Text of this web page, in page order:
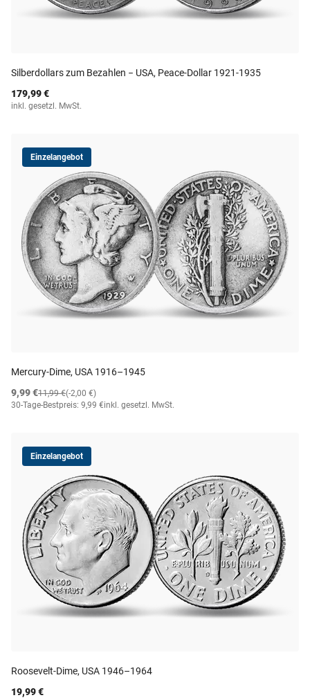
Silberdollars zum Bezahlen − USA, Peace-Dollar 1921-1935
179,99 €
inkl. gesetzl. MwSt.
Einzelangebot
Mercury-Dime, USA 1916–1945
9,99 €
(-2,00 €)
11,99 €
30-Tage-Bestpreis: 9,99 €inkl. gesetzl. MwSt.
Einzelangebot
Roosevelt-Dime, USA 1946–1964
19,99 €